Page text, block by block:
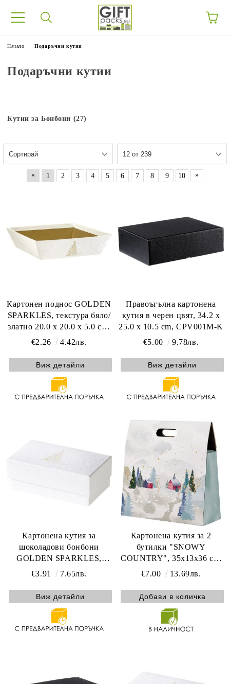
Начало Подаръчни кутии
Подаръчни кутии
Кутии за Бонбони (27)
« 1 2 3 4 5 6 7 8 9 10 »
Картонен поднос GOLDEN
SPARKLES, текстура бяло/
златно 20.0 x 20.0 x 5.0 cm,
PC302CS
€2.26 4.42лв.
Виж детайли
Правоъгълна картонена
кутия в черен цвят, 34.2 x
25.0 x 10.5 cm, CPV001M-K
€5.00
9.78лв.
Виж детайли
Картонена кутия за
шоколадови бонбони
GOLDEN SPARKLES,
текстура бяло/златно топъл
8.3 x 5.3 cm, PC301SW
€3.91 7.65лв.
Виж детайли
Картонена кутия за 2
бутилки "SNOWY
COUNTRY", 35x13x36 см,
CV603G
€7.00 13.69лв.